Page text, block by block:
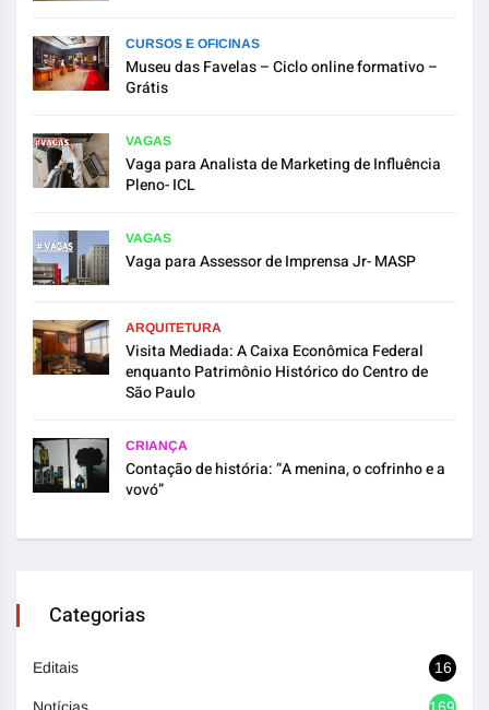
CURSOS E OFICINAS
Museu das Favelas – Ciclo online formativo –
Grátis
VAGAS
Vaga para Analista de Marketing de Influência
Pleno- ICL
VAGAS
Vaga para Assessor de Imprensa Jr- MASP
ARQUITETURA
Visita Mediada: A Caixa Econômica Federal
enquanto Patrimônio Histórico do Centro de
São Paulo
CRIANÇA
Contação de história: “A menina, o cofrinho e a
vovó”
Categorias
Editais 16
Notícias 1692